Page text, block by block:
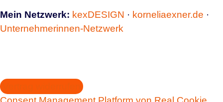
Mein Netzwerk: kexDESIGN · korneliaexner.de ·
Unternehmerinnen-Netzwerk